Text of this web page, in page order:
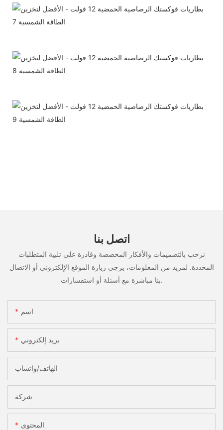
اتصل بنا
نرحب بالتصميمات والأفكار المخصصة وقادرة على تلبية المتطلبات
المحددة. لمزيد من المعلومات، يرجى زيارة الموقع الإلكتروني أو الاتصال
بنا مباشرة مع أسئلة أو استفسارات.
اسم
بريد إلكتروني
الهاتف/واتساب
شركة
المحتوى